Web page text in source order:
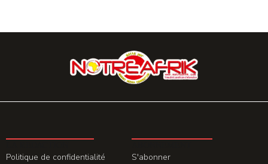
Politique de confidentialité
S'abonner